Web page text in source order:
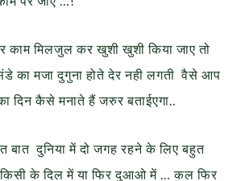
काम मिलजुल कर खुशी खुशी किया जाए तो
का मजा दुगुना होते देर नही लगती वैसे आप
दिन कैसे मनाते हैं जरुर बताईएगा..
बात दुनिया में दो जगह रहने के लिए बहुत
किसी के दिल में या फिर दुआओ में … कल फिर